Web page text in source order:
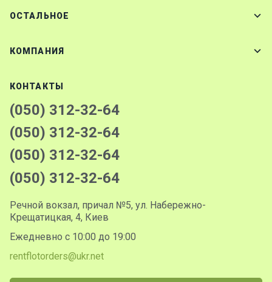
ОСТАЛЬНОЕ
КОМПАНИЯ
КОНТАКТЫ
(050) 312-32-64
(050) 312-32-64
(050) 312-32-64
(050) 312-32-64
Речной вокзал, причал №5, ул. Набережно-
Крещатицкая, 4, Киев
Ежедневно с 10:00 до 19:00
rentflotorders@ukr.net